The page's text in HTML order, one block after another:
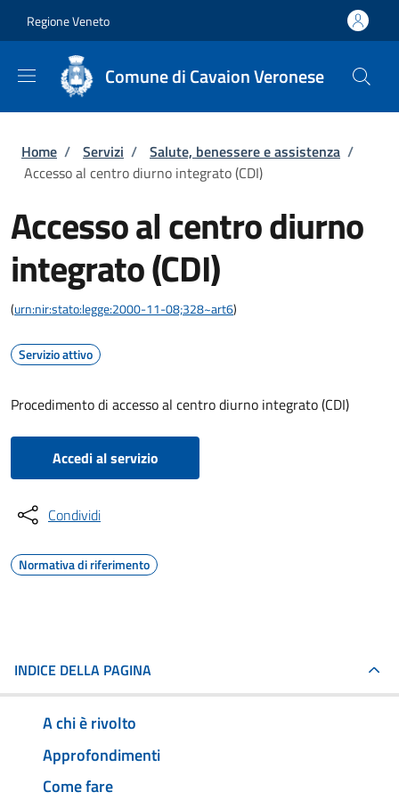
Regione Veneto
Comune di Cavaion Veronese
Briciole di pane
Home / Servizi / Salute, benessere e assistenza /
Accesso al centro diurno integrato (CDI)
Accesso al centro diurno
integrato (CDI)
(urn:nir:stato:legge:2000-11-08;328~art6)
Servizio attivo
Procedimento di accesso al centro diurno integrato (CDI)
Accedi al servizio
Condividi
Normativa di riferimento
INDICE DELLA PAGINA
A chi è rivolto
Approfondimenti
Come fare